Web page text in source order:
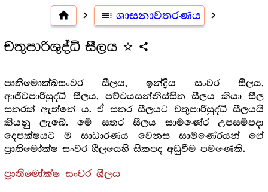
home navigate_next toc ශාසනාවතරණය navigate_next
චතුපාරිශුද්ධි සීලය star_outline share
පාතිමොක්ඛසංවර සීලය, ඉන්ද්‍රිය සංවර සීලය,
ආජීවපාරිසුද්ධි සීලය, පච්චයසන්නිස්සිත සීලය කියා සීල
සතරක් ඇත්තේ ය. ඒ සතර සීලයට චතුපාරිසුද්ධි සීලයයි
කියනු ලැබේ. මේ සතර සීලය සාමණේර උපසම්පදා
දෙපක්ෂයට ම සාධාරණය වෙනස සාමණේරයන් ගේ
ප්‍රාතිමෝක්ෂ සංවර ශීලයෙහි සිකපද අඩුවීම පමණෙකි.
ප්‍රාතිමෝක්ෂ සංවර ශීලය